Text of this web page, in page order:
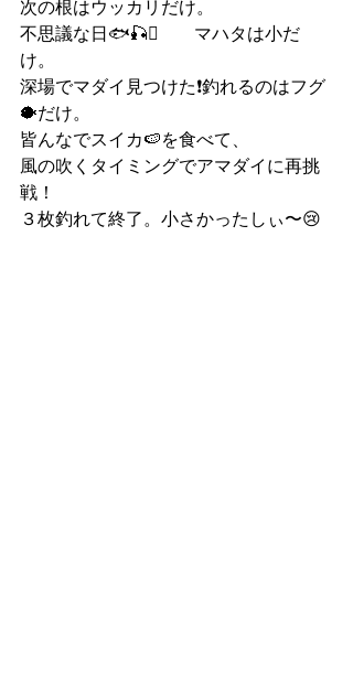
次の根はウッカリだけ。
不思議な日🐟🎣🫪　　マハタは小だ
け。
深場でマダイ見つけた❗️釣れるのはフグ
🐡だけ。
皆んなでスイカ🍉を食べて、
風の吹くタイミングでアマダイに再挑
戦！
３枚釣れて終了。小さかったしぃ〜😢